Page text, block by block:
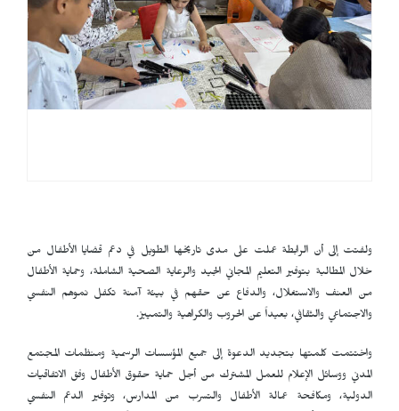
ولفتت إلى أن الرابطة عملت على مدى تاريخها الطويل في دعم قضايا الأطفال من
خلال المطالبة بتوفير التعليم المجاني الجيد والرعاية الصحية الشاملة، وحماية الأطفال
من العنف والاستغلال، والدفاع عن حقهم في بيئة آمنة تكفل نموهم النفسي
والاجتماعي والثقافي، بعيداً عن الحروب والكراهية والتمييز.
واختتمت كلمتها بتجديد الدعوة إلى جميع المؤسسات الرسمية ومنظمات المجتمع
المدني ووسائل الإعلام للعمل المشترك من أجل حماية حقوق الأطفال وفق الاتفاقيات
الدولية، ومكافحة عمالة الأطفال والتسرب من المدارس، وتوفير الدعم النفسي